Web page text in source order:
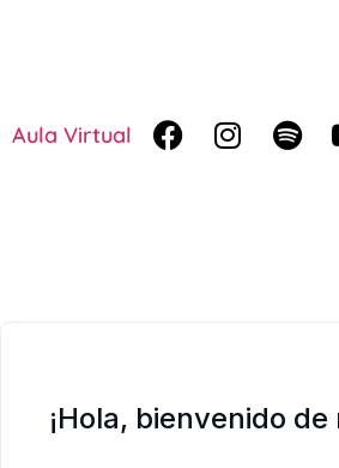
Aula Virtual
¡Hola, bienvenido de